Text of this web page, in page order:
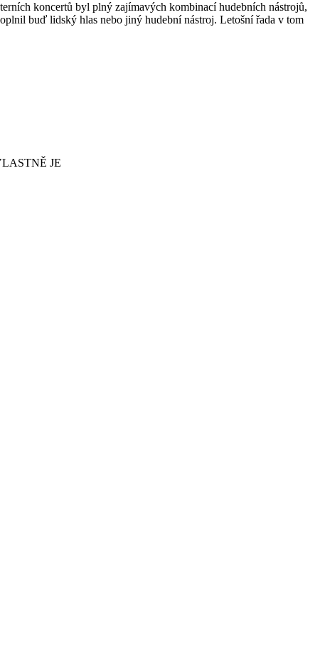
koncertů byl plný zajímavých kombinací hudebních nástrojů,
buď lidský hlas nebo jiný hudební nástroj. Letošní řada v tom
JE